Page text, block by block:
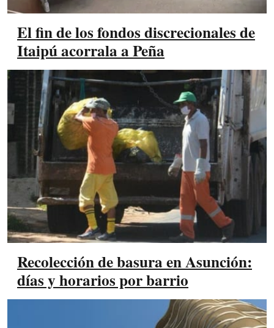
El fin de los fondos discrecionales de
Itaipú acorrala a Peña
Recolección de basura en Asunción:
días y horarios por barrio